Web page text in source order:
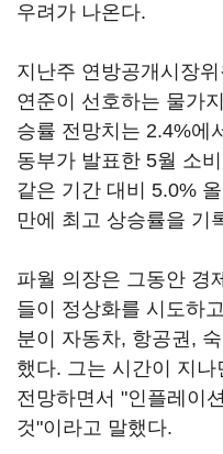
우려가 나온다.
지난주 연방공개시장
연준이 선호하는 물가
승률 전망치는 2.4%에
동부가 발표한 5월 소
같은 기간 대비 5.0%
만에 최고 상승률을 기
파월 의장은 그동안 경
들이 정상화를 시도하
분이 자동차, 항공권,
했다. 그는 시간이 지
전망하면서 "인플레이
것"이라고 말했다.